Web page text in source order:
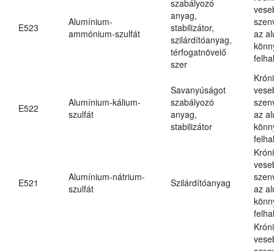
E523
Alumínium-
ammónium-szulfát
szabályozó
anyag,
stabilizátor,
szilárdítóanyag,
térfogatnövelő
szer
az
E522
Alumínium-kálium-
szulfát
Savanyúságot
szabályozó
anyag,
stabilizátor
az
E521
Alumínium-nátrium-
szulfát
Szilárdítóanyag
az